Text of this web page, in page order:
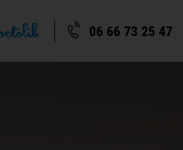
06 66 73 25 47